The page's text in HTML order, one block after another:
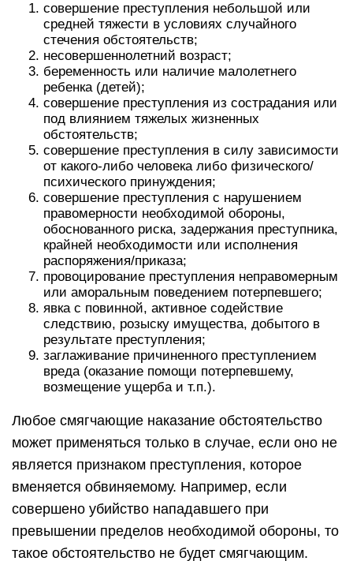
совершение преступления небольшой или
средней тяжести в условиях случайного
стечения обстоятельств;
несовершеннолетний возраст;
беременность или наличие малолетнего
ребенка (детей);
совершение преступления из сострадания или
под влиянием тяжелых жизненных
обстоятельств;
совершение преступления в силу зависимости
от какого-либо человека либо физического/
психического принуждения;
совершение преступления с нарушением
правомерности необходимой обороны,
обоснованного риска, задержания преступника,
крайней необходимости или исполнения
распоряжения/приказа;
провоцирование преступления неправомерным
или аморальным поведением потерпевшего;
явка с повинной, активное содействие
следствию, розыску имущества, добытого в
результате преступления;
заглаживание причиненного преступлением
вреда (оказание помощи потерпевшему,
возмещение ущерба и т.п.).
Любое смягчающие наказание обстоятельство
может применяться только в случае, если оно не
является признаком преступления, которое
вменяется обвиняемому. Например, если
совершено убийство нападавшего при
превышении пределов необходимой обороны, то
такое обстоятельство не будет смягчающим.